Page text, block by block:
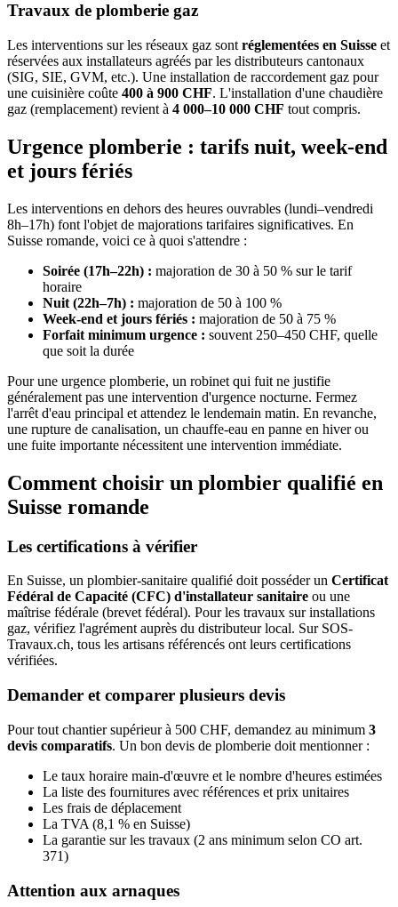
Travaux de plomberie gaz
Les interventions sur les réseaux gaz sont réglementées en Suisse et
réservées aux installateurs agréés par les distributeurs cantonaux
(SIG, SIE, GVM, etc.). Une installation de raccordement gaz pour
une cuisinière coûte 400 à 900 CHF. L'installation d'une chaudière
gaz (remplacement) revient à 4 000–10 000 CHF tout compris.
Urgence plomberie : tarifs nuit, week-end
et jours fériés
Les interventions en dehors des heures ouvrables (lundi–vendredi
8h–17h) font l'objet de majorations tarifaires significatives. En
Suisse romande, voici ce à quoi s'attendre :
Soirée (17h–22h) : majoration de 30 à 50 % sur le tarif
horaire
Nuit (22h–7h) : majoration de 50 à 100 %
Week-end et jours fériés : majoration de 50 à 75 %
Forfait minimum urgence : souvent 250–450 CHF, quelle
que soit la durée
Pour une urgence plomberie, un robinet qui fuit ne justifie
généralement pas une intervention d'urgence nocturne. Fermez
l'arrêt d'eau principal et attendez le lendemain matin. En revanche,
une rupture de canalisation, un chauffe-eau en panne en hiver ou
une fuite importante nécessitent une intervention immédiate.
Comment choisir un plombier qualifié en
Suisse romande
Les certifications à vérifier
En Suisse, un plombier-sanitaire qualifié doit posséder un Certificat
Fédéral de Capacité (CFC) d'installateur sanitaire ou une
maîtrise fédérale (brevet fédéral). Pour les travaux sur installations
gaz, vérifiez l'agrément auprès du distributeur local. Sur SOS-
Travaux.ch, tous les artisans référencés ont leurs certifications
vérifiées.
Demander et comparer plusieurs devis
Pour tout chantier supérieur à 500 CHF, demandez au minimum 3
devis comparatifs. Un bon devis de plomberie doit mentionner :
Le taux horaire main-d'œuvre et le nombre d'heures estimées
La liste des fournitures avec références et prix unitaires
Les frais de déplacement
La TVA (8,1 % en Suisse)
La garantie sur les travaux (2 ans minimum selon CO art.
371)
Attention aux arnaques